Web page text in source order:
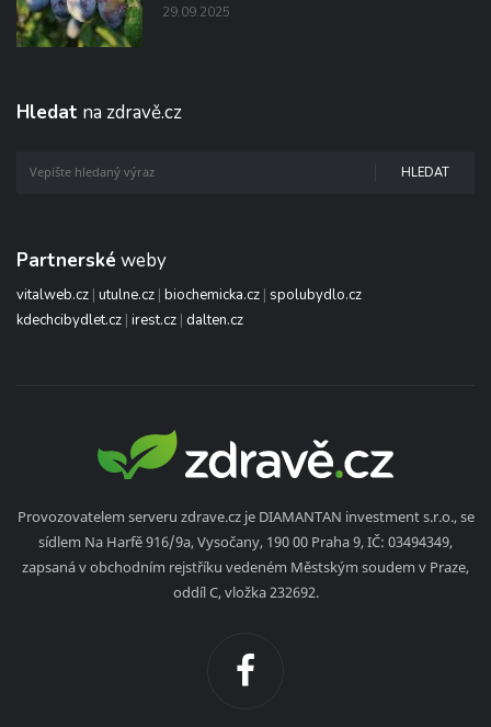
29.09.2025
Hledat na zdravě.cz
HLEDAT
Partnerské weby
vitalweb.cz | utulne.cz | biochemicka.cz | spolubydlo.cz
kdechcibydlet.cz | irest.cz | dalten.cz
Provozovatelem serveru zdrave.cz je DIAMANTAN investment s.r.o., se
sídlem Na Harfě 916/9a, Vysočany, 190 00 Praha 9, IČ: 03494349,
zapsaná v obchodním rejstříku vedeném Městským soudem v Praze,
oddíl C, vložka 232692.